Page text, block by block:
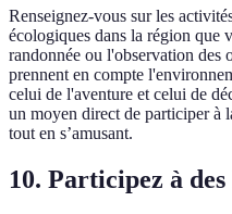
Renseignez-vous sur les
écologiques dans la région que
randonnée ou l'observation des
prennent en compte
celui de l'aventure et celui de
un moyen direct de participer à
tout en s’amusant.
10. Participez à